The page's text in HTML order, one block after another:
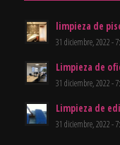
limpieza de
31 diciembre, 2022 -
Limpieza de
31 diciembre, 2022 -
Limpieza de
31 diciembre, 2022 -